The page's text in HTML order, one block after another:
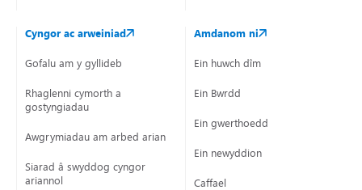
Cyngor ac arweiniad
Gofalu am y gyllideb
Rhaglenni cymorth a
gostyngiadau
Awgrymiadau am arbed arian
Siarad â swyddog cyngor
ariannol
Amdanom ni
Ein huwch dîm
Ein Bwrdd
Ein gwerthoedd
Ein newyddion
Caffael